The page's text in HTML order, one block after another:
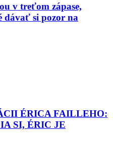
v treťom zápase,
dávať si pozor na
ÉRICA FAILLEHO:
SI, ÉRIC JE